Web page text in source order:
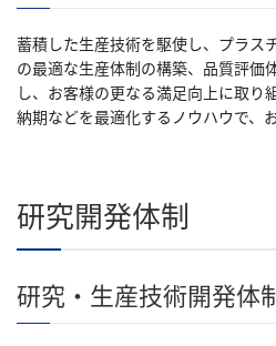
蓄積した生産技術を駆使し、プラス
の最適な生産体制の構築、品質評価
し、お客様の更なる満足向上に取り
納期などを最適化するノウハウで、
研究開発体制
研究・生産技術開発体